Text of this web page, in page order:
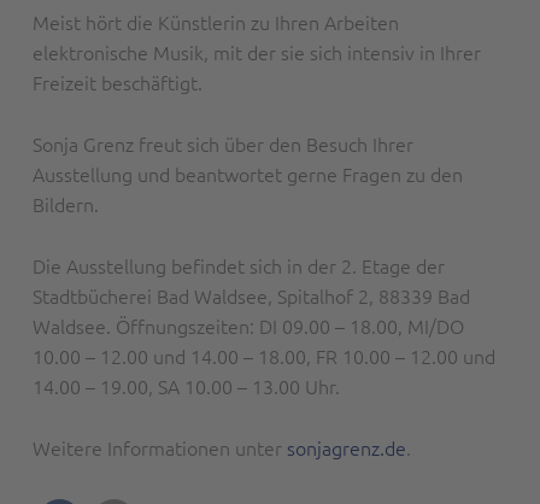
Meist hört die Künstlerin zu Ihren Arbeiten
elektronische Musik, mit der sie sich intensiv in Ihrer
Freizeit beschäftigt.
Sonja Grenz freut sich über den Besuch Ihrer
Ausstellung und beantwortet gerne Fragen zu den
Bildern.
Die Ausstellung befindet sich in der 2. Etage der
Stadtbücherei Bad Waldsee, Spitalhof 2, 88339 Bad
Waldsee. Öffnungszeiten: DI 09.00 – 18.00, MI/DO
10.00 – 12.00 und 14.00 – 18.00, FR 10.00 – 12.00 und
14.00 – 19.00, SA 10.00 – 13.00 Uhr.
Weitere Informationen unter sonjagrenz.de.